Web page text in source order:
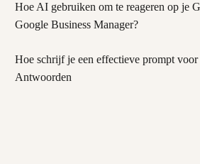
Hoe AI gebruiken om te reageren op je
Google Business Manager?
Hoe schrijf je een effectieve prompt
Antwoorden